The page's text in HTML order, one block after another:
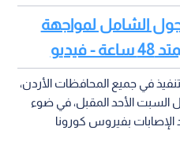
الشامل لمواجهة
في جميع المحافظات الأردن،
ليل السبت الأحد المقبل، في ضوء
الإصابات بفيروس كورونا